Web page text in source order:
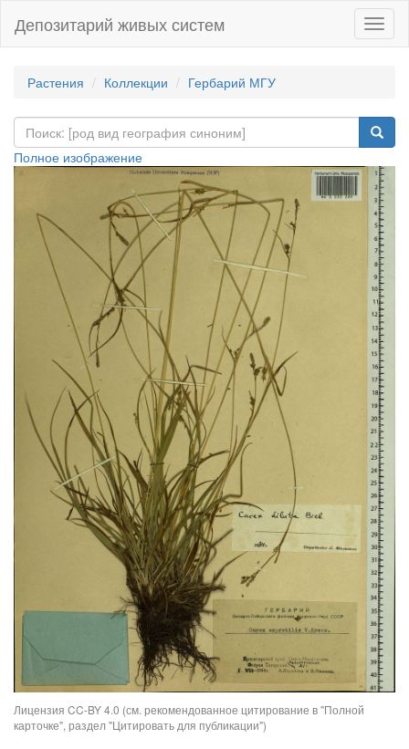
Депозитарий живых систем
Растения Коллекции Гербарий МГУ
Полное изображение
Лицензия CC-BY 4.0 (см. рекомендованное цитирование в "Полной
карточке", раздел "Цитировать для публикации")